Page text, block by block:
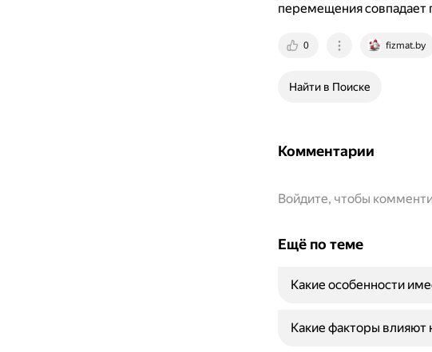
перемещения совпадает
0 fizmat.by
Найти в Поиске
Комментарии
Войдите, чтобы
Ещё по теме
Какие особенности
Какие факторы влияют